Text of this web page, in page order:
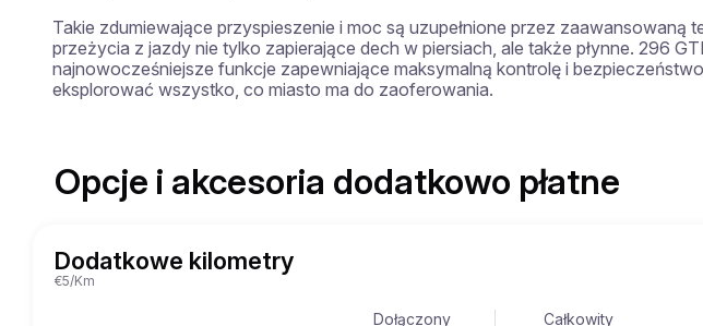
Takie zdumiewające przyspieszenie i moc są uzupełnione przez zaawansowaną
przeżycia z jazdy nie tylko zapierające dech w piersiach, ale także płynne. 296
najnowocześniejsze funkcje zapewniające maksymalną kontrolę i
eksplorować wszystko, co miasto ma do zaoferowania.
Opcje i akcesoria dodatkowo płatne
Dodatkowe kilometry
€5/Km
Dołączony Całkowity